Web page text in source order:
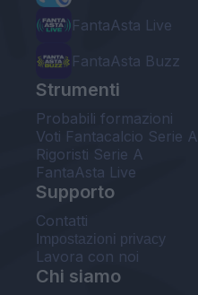
FantaAsta Live
FantaAsta Buzz
Strumenti
Probabili formazioni
Voti Fantacalcio Serie A
Rigoristi Serie A
FantaAsta Live
Supporto
Contatti
Impostazioni privacy
Lavora con noi
Chi siamo